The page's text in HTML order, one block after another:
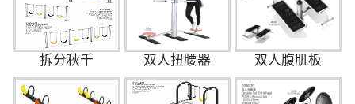
拆分秋千 双人扭腰器 双人腹肌板